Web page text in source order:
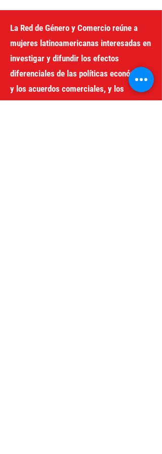
La Red de Género y Comercio reúne a
mujeres latinoamericanas interesadas en
investigar y difundir los efectos
diferenciales de las políticas económicas
y los acuerdos comerciales, y los